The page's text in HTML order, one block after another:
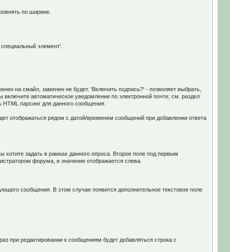
по ширине.
элемент'.
на смайл, заменен не будет. 'Включить подпись?' - позволяет выбрать,
автоматическое уведомление по электронной почте; см. раздел
парсинг для данного сообщения.
отображаться рядом с датой/временем сообщений при добавлении ответа
задать в рамках данного опроса. Второе поле под первым
форума, и значение отображается слева.
сообщения. В этом случае появится дополнительное текстовое поле
при редактировании к сообщениям будет добавляться строка с